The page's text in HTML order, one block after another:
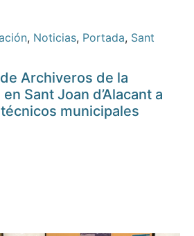
, Noticias, Portada, Sant
Archiveros de la
Sant Joan d’Alacant a
municipales